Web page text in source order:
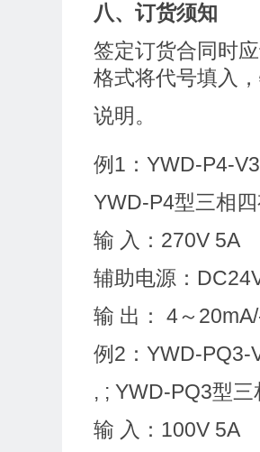
八、订货须知
签定订货合同时
格式将代号填入
说明。
例1：YWD-P4-
YWD-P4型三相
输 入：270V 5A
辅助电源：
输 出： 4～
例2：YWD-PQ3-
, ; YWD-PQ3型
输 入：100V 5A